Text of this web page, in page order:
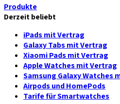
Produkte
Derzeit beliebt
iPads mit Vertrag
Galaxy Tabs mit Vertrag
Xiaomi Pads mit Vertrag
Apple Watches mit Vertrag
Samsung Galaxy Watches
Airpods und HomePods
Tarife für Smartwatches